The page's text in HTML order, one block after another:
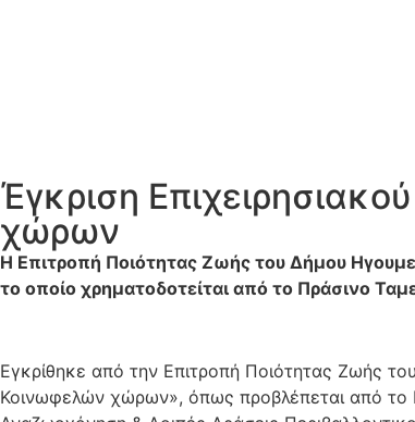
Έγκριση
χώρων
Η Επιτροπή Ποιότητας Ζωής του Δήμου
το οποίο χρηματοδοτείται από το Πράσινο
Εγκρίθηκε από την Επιτροπή Ποιότητας Ζωής
Κοινωφελών χώρων», όπως προβλέπεται από το